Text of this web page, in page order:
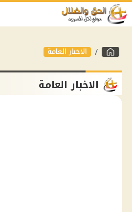
الاخبار العامة
الاخبار العامة